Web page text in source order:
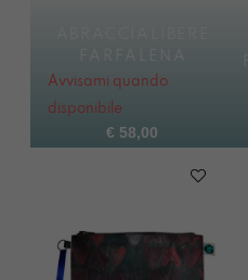
Avvisami quando
disponibile
€ 58,00